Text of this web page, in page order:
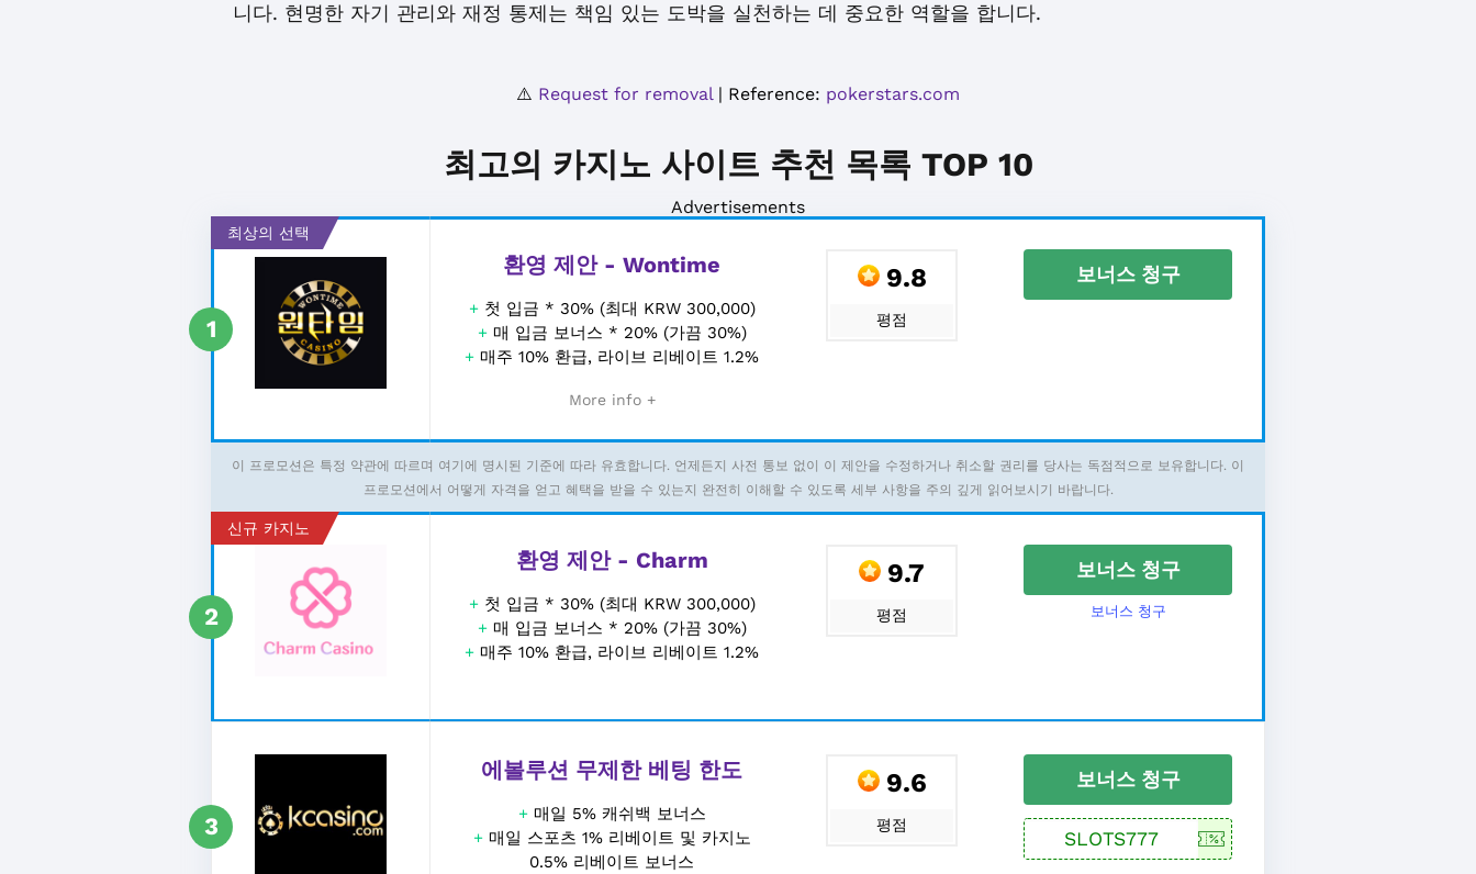
니다. 현명한 자기 관리와 재정 통제는 책임 있는 도박을 실천하는 데 중요한 역할을 합니다.
⚠️ Request for removal| Reference: pokerstars.com
최고의 카지노 사이트 추천 목록 TOP 10
Advertisements
최상의 선택
1
환영 제안 - Wontime
+ 첫 입금 * 30% (최대 KRW 300,000)
+ 매 입금 보너스 * 20% (가끔 30%)
+ 매주 10% 환급, 라이브 리베이트 1.2%
More info +
9.8
평점
보너스 청구
이 프로모션은 특정 약관에 따르며 여기에 명시된 기준에 따라 유효합니다. 언제든지 사전 통보 없이 이 제안을 수정하거나 취소할 권리를 당사는 독점적으로 보유합니다. 이
프로모션에서 어떻게 자격을 얻고 혜택을 받을 수 있는지 완전히 이해할 수 있도록 세부 사항을 주의 깊게 읽어보시기 바랍니다.
신규 카지노
2
환영 제안 - Charm
+ 첫 입금 * 30% (최대 KRW 300,000)
+ 매 입금 보너스 * 20% (가끔 30%)
+ 매주 10% 환급, 라이브 리베이트 1.2%
9.7
평점
보너스 청구
보너스 청구
3
에볼루션 무제한 베팅 한도
+ 매일 5% 캐쉬백 보너스
+ 매일 스포츠 1% 리베이트 및 카지노
0.5% 리베이트 보너스
9.6
평점
보너스 청구